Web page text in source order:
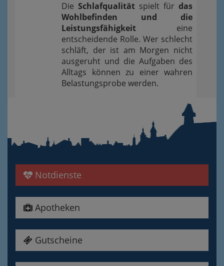
Die Schlafqualität spielt für das
Wohlbefinden und die
Leistungsfähigkeit eine
entscheidende Rolle. Wer schlecht
schläft, der ist am Morgen nicht
ausgeruht und die Aufgaben des
Alltags können zu einer wahren
Belastungsprobe werden.
Notdienste
Apotheken
Gutscheine